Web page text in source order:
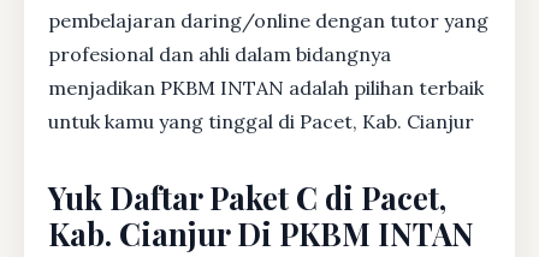
pembelajaran daring/online dengan tutor yang
profesional dan ahli dalam bidangnya
menjadikan PKBM INTAN adalah pilihan terbaik
untuk kamu yang tinggal di Pacet, Kab. Cianjur
Yuk Daftar Paket C di Pacet,
Kab. Cianjur Di PKBM INTAN